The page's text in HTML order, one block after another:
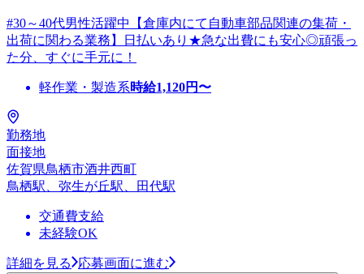
#30～40代男性活躍中【倉庫内にて自動車部品関連の集荷・
出荷に関わる業務】日払いあり★急な出費にも安心◎頑張っ
た分、すぐに手元に！
軽作業・製造系時給1,120円〜
勤務地
面接地
佐賀県鳥栖市酒井西町
鳥栖駅、弥生が丘駅、田代駅
交通費支給
未経験OK
詳細を見る 応募画面に進む